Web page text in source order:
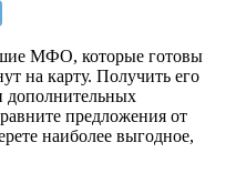
МФО, которые готовы
на карту. Получить его
дополнительных
предложения от
наиболее выгодное,